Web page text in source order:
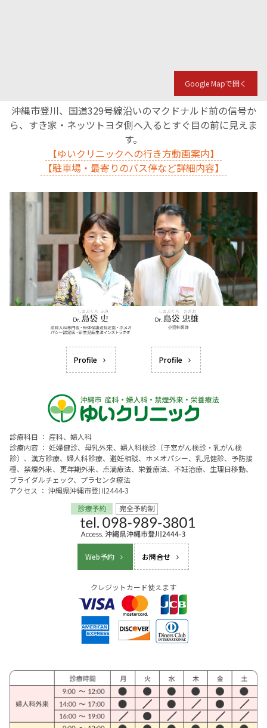
Google Mapで開く
沖縄市登川、国道329号線沿いのマクドナルド前の信号か
ら、すき家・ネッツトヨタ側へ入るとすぐ目の前に見えま
す。
【ゆいクリニックへの行き方動画案内】
【駐車場・最寄りのバス停など詳細内容】
Profile Profile
診療科目 ： 産科、婦人科
診療内容 ： 妊婦健診、母乳外来、婦人科検診（子宮がん検診・乳がん検
診）、漢方診療、婦人科診療、避妊相談、ホメオパシー、乳児健診、予防接
種、禁煙外来、更年期外来、点滴療法、栄養療法、不妊治療、生理日移動、
ブライダルチェック、プラセンタ療法
アクセス ： 沖縄県沖縄市登川2444-3
Web予約 お問合せ
クレジットカード使えます